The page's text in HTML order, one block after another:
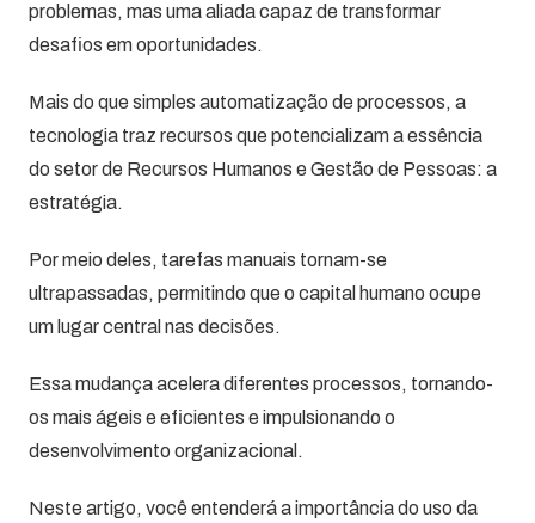
problemas, mas uma aliada capaz de transformar
desafios em oportunidades.
Mais do que simples automatização de processos, a
tecnologia traz recursos que potencializam a essência
do setor de Recursos Humanos e Gestão de Pessoas: a
estratégia.
Por meio deles, tarefas manuais tornam-se
ultrapassadas, permitindo que o capital humano ocupe
um lugar central nas decisões.
Essa mudança acelera diferentes processos, tornando-
os mais ágeis e eficientes e impulsionando o
desenvolvimento organizacional.
Neste artigo, você entenderá a importância do uso da